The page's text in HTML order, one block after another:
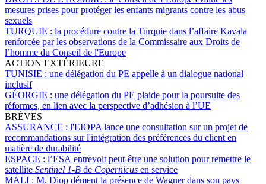
mesures prises pour protéger les enfants migrants contre les abus
sexuels
TURQUIE : la procédure contre la Turquie dans l’affaire Kavala
renforcée par les observations de la Commissaire aux Droits de
l’homme du Conseil de l'Europe
ACTION EXTÉRIEURE
TUNISIE : une délégation du PE appelle à un dialogue national
inclusif
GÉORGIE : une délégation du PE plaide pour la poursuite des
réformes, en lien avec la perspective d’adhésion à l’UE
BRÈVES
ASSURANCE : l'EIOPA lance une consultation sur un projet de
recommandations sur l'intégration des préférences du client en
matière de durabilité
ESPACE : l’ESA entrevoit peut-être une solution pour remettre le
satellite Sentinel 1-B de Copernicus en service
MALI : M. Diop dément la présence de Wagner dans son pays